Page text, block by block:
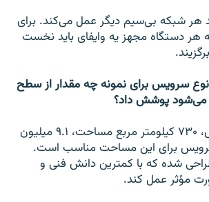
هر شبکه بی‌سیم دیگر عمل می‌کند. برای
هر دستگاه مجهز یه وایفای باید نخست
نوع سرویس برای نمونه چه مقدار از سطح
می‌شود پوشش داد؟
تهران بدون حومه‌اش، ۷۳۰ کیلومتر مربع مساحت،‌ ۹.۱ میلیون
برای این مساحت مناسب است.
طراحی شده که با کمترین دانش فنی و
مؤثر عمل کند.